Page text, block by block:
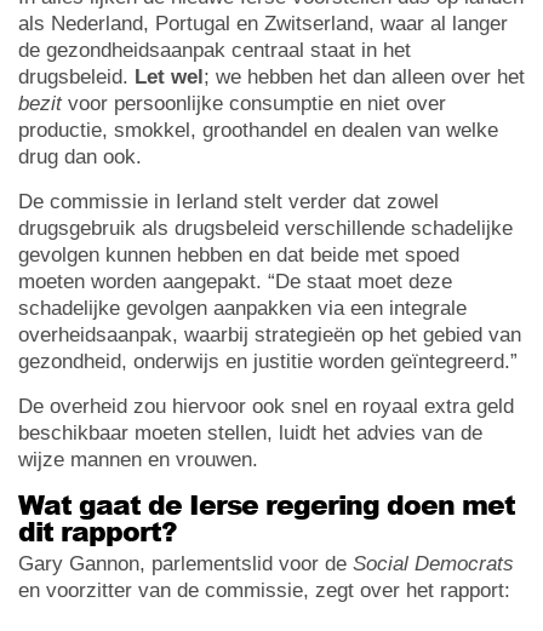
als Nederland, Portugal en Zwitserland, waar al langer
de gezondheidsaanpak centraal staat in het
drugsbeleid. Let wel; we hebben het dan alleen over het
bezitvoor persoonlijke consumptie en niet over
productie, smokkel, groothandel en dealen van welke
drug dan ook.
De commissie in Ierland stelt verder dat zowel
drugsgebruik als drugsbeleid verschillende schadelijke
gevolgen kunnen hebben en dat beide met spoed
moeten worden aangepakt. “De staat moet deze
schadelijke gevolgen aanpakken via een integrale
overheidsaanpak, waarbij strategieën op het gebied van
gezondheid, onderwijs en justitie worden geïntegreerd.”
De overheid zou hiervoor ook snel en royaal extra geld
beschikbaar moeten stellen, luidt het advies van de
wijze mannen en vrouwen.
Wat gaat de Ierse regering doen met
dit rapport?
Gary Gannon, parlementslid voor de Social Democrats
en voorzitter van de commissie, zegt over het rapport: